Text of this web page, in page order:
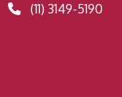
(11) 3149-5190